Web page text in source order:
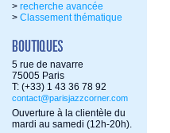
> recherche avancée
> Classement thématique
5 rue de navarre
75005 Paris
T: (+33) 1 43 36 78 92
contact@parisjazzcorner.com
Ouverture à la clientèle du
mardi au samedi (12h-20h).